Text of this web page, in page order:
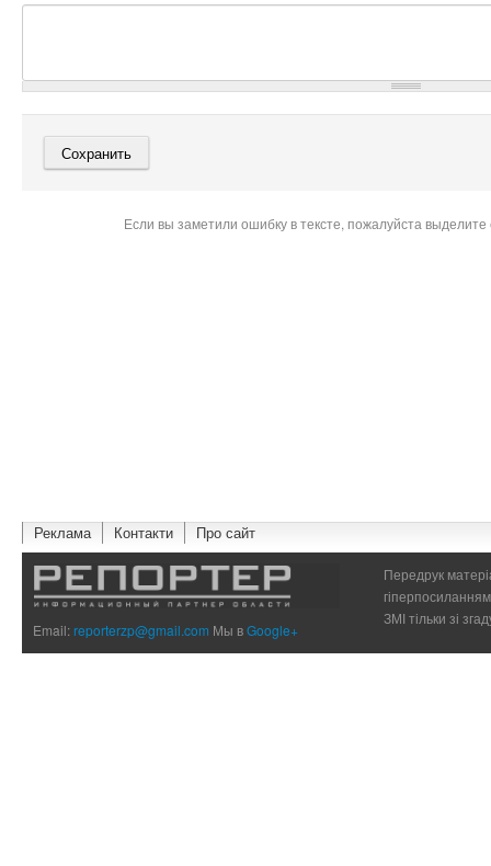
Если вы заметили ошибку в тексте, пожалуйста
Реклама Контакти Про сайт
Email:reporterzp@gmail.com Мы вGoogle+
Передрук
ЗМІ тільки зі